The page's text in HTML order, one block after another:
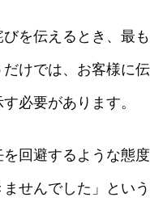
を伝えるとき、最
だけでは、お客様に
必要があります。
を回避するような態
ませんでした」とい